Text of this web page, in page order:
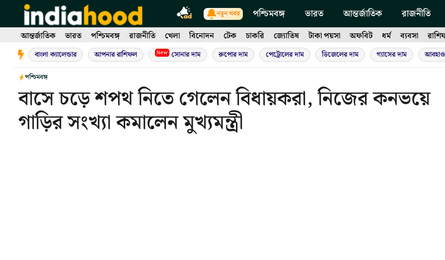
content
নতুন খবর পশ্চিমবঙ্গ ভারত আন্তর্জাতিক রাজনীতি
আন্তর্জাতিক ভারত পশ্চিমবঙ্গ রাজনীতি খেলা বিনোদন টেক চাকরি জ্যোতিষ টাকা পয়সা অফবিট ধর্ম ব্যবসা
বাংলা ক্যালেন্ডার আপনার রাশিফল New সোনার দাম রুপোর দাম পেট্রোলের দাম ডিজেলের দাম গ্যাসের দাম
পশ্চিমবঙ্গ
বাসে চড়ে শপথ নিতে গেলেন বিধায়করা, নিজের কনভয়ে
গাড়ির সংখ্যা কমালেন মুখ্যমন্ত্রী